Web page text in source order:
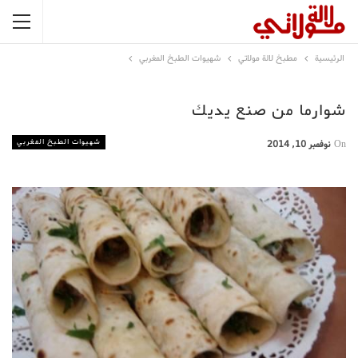
الرئيسية مطبخ لالة مولاتي شهيوات الطبخ المغربي
شوارما من صنع يديك
شهيوات الطبخ المغربي On نوفمبر 10, 2014